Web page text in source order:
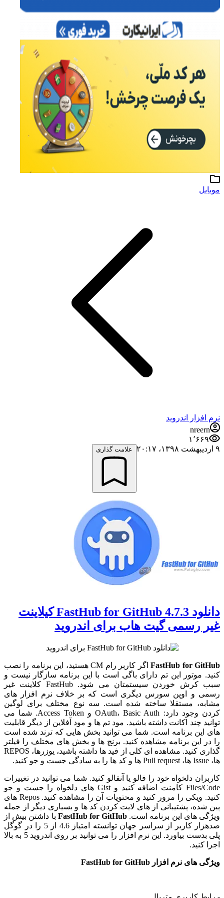
موبایل
نرم افزار اندروید
nreern
۱٬۶۶۹
۹ اردیبهشت ۱۳۹۸،‏ ۲۰:۱۷
علامت گذاری
دانلود 4.7.3 FastHub for GitHub کیلاینت
غیر رسمی گیت هاب برای اندروید
FastHub for GitHub
اگر کاربر رام CM هستید، این برنامه را نصب
کنید. موتور این تم دارای باگی است با این برنامه سازگار نیست و
سبب کرش خوردن سیستمتان می شود. FastHub کلاینت غیر
رسمی و اوپن سورس دیگری است که بر خلاف نرم افزار های
مشابه، مستقلا ساخته شده است. سه نوع مختلف برای لوگین
کردن وجود دارد: OAuth، Basic Auth و Access Token. شما می
توانید چند اکانت داشته باشید. مود تم ها و مود آفلاین از دیگر قابلیت
های این برنامه است. شما می توانید بخش هایی که ترند شده است
را در این برنامه مشاهده کنید. برنچ ها و بخش های مختلف را فیلتر
گذاری کنید. مشاهده ای کلی از فید ها داشته باشید، یوزرها، REPOS
ها، Issue ها، Pull request ها و کد ها را به سادگی جست و جو کنید.
کاربران دلخواه خود را فالو یا آنفالو کنید. شما می توانید در تغییرات
Files/Code کامنت اضافه کنید و Gist های دلخواه را جست و جو
کنید. ویکی را مرور کنید و محتویات آن را مشاهده کنید. Repos های
پین شده، پشتیبانی از های لایت کردن کد ها و بسیاری دیگر از جمله
ویژگی های این برنامه است. FastHub for GitHub با داشتن بیش از
صدهزار کاربر از سراسر جهان توانسته امتیاز 4.6 از 5 را در گوگل
پلی بدست بیاورد. این نرم افزار را می توانید بر روی اندروید 5 به بالا
اجرا کنید.
ویژگی های نرم افزار FastHub for GitHub